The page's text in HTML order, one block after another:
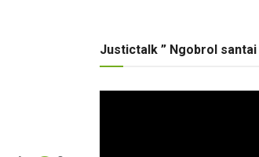
Justictalk ” Ngobrol santai